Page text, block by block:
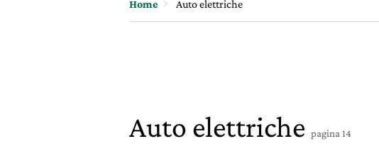
Home Auto elettriche
Auto elettriche pagina 14